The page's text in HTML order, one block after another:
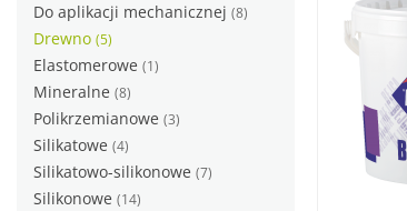
Do aplikacji mechanicznej (8)
Drewno (5)
Elastomerowe (1)
Mineralne (8)
Polikrzemianowe (3)
Silikatowe (4)
Silikatowo-silikonowe (7)
Silikonowe (14)